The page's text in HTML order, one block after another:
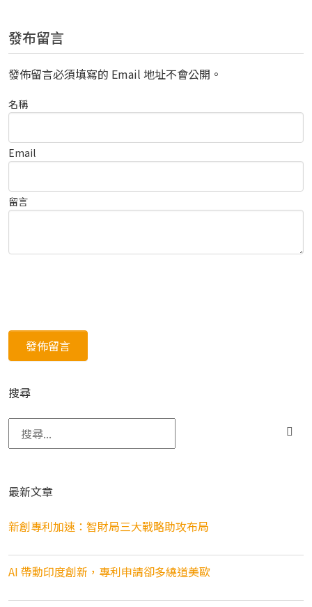
發布留言
發佈留言必須填寫的 Email 地址不會公開。
名稱
Email
留言
搜尋
搜尋關鍵字:
最新文章
新創專利加速：智財局三大戰略助攻布局
AI 帶動印度創新，專利申請卻多繞道美歐